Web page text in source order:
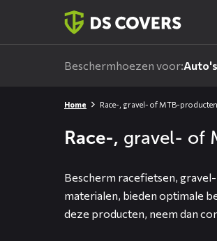
Beschermhoezen voor:Auto's
Home Race-, gravel- of MTB-producten
Race-, gravel- of
Bescherm racefietsen,
materialen, bieden optimale
deze producten, neem dan